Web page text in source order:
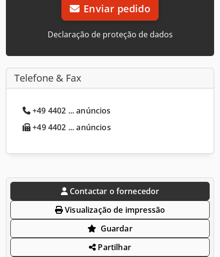
Enviar pedido
Declaração de proteção de dados
Telefone & Fax
+49 4402 ... anúncios
+49 4402 ... anúncios
Contactar o fornecedor
Visualização de impressão
Guardar
Partilhar